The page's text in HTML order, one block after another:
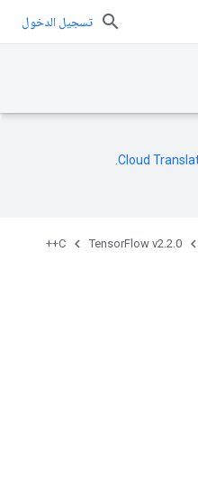
تسجيل الدخول
Cloud
TensorFlow v2.2.0
C++